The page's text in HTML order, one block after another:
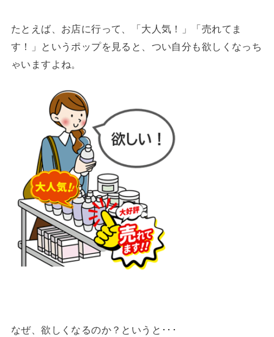
たとえば、お店に行って、「大人気！」「売れてま
す！」というポップを見ると、つい自分も欲しくなっち
ゃいますよね。
なぜ、欲しくなるのか？というと･･･